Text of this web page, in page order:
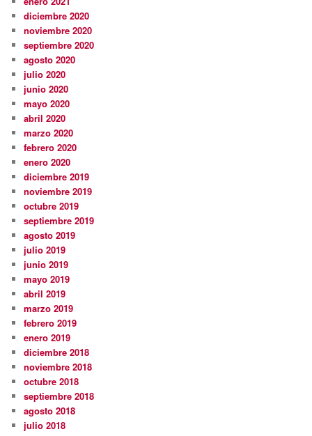
diciembre 2020
noviembre 2020
septiembre 2020
agosto 2020
julio 2020
junio 2020
mayo 2020
abril 2020
marzo 2020
febrero 2020
enero 2020
diciembre 2019
noviembre 2019
octubre 2019
septiembre 2019
agosto 2019
julio 2019
junio 2019
mayo 2019
abril 2019
marzo 2019
febrero 2019
enero 2019
diciembre 2018
noviembre 2018
octubre 2018
septiembre 2018
agosto 2018
julio 2018